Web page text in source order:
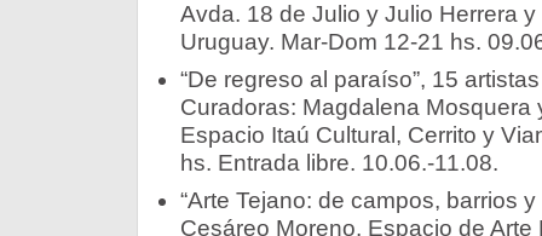
Avda. 18 de Julio y Julio Herrera
Uruguay. Mar-Dom 12-21 hs.
“De regreso al paraíso”, 15
Curadoras: Magdalena
Espacio Itaú Cultural, Cerrito y
hs. Entrada libre. 10.06.-11.08.
“Arte Tejano: de campos, barrios
Cesáreo Moreno. Espacio de